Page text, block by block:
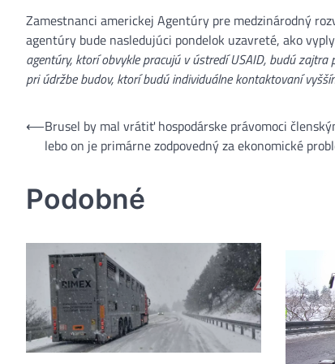
Zamestnanci americkej Agentúry pre medzinárodný
agentúry bude nasledujúci pondelok uzavreté, ako
agentúry, ktorí obvykle pracujú v ústredí USAID, budú
pri údržbe budov, ktorí budú individuálne kontaktovaní
Navigácia
⟵Brusel by mal vrátiť hospodárske právomoci
lebo on je primárne zodpovedný za ekonomické
Podobné